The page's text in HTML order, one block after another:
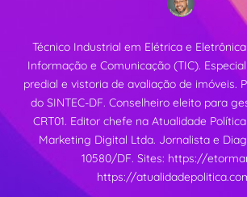
Técnico Industrial em Elétrica e
Informação e Comunicação (TIC).
predial e vistoria de avaliação de imóveis.
do SINTEC-DF. Conselheiro eleito para
CRT01. Editor chefe na Atualidade
Marketing Digital Ltda. Jornalista e
10580/DF. Sites: https://
https://